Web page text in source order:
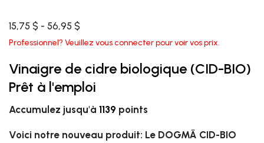
15,75 $ - 56,95 $
Professionnel? Veuillez vous connecter pour voir vos prix.
Vinaigre de cidre biologique (CID-BIO)
Prêt à l'emploi
Accumulez jusqu'à 1139 points
Voici notre nouveau produit: Le DOGMÄ CID-BIO